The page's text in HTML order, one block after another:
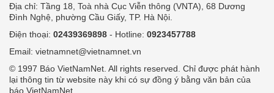
Địa chỉ: Tầng 18, Toà nhà Cục Viễn thông (VNTA), 68 Dương
Đình Nghệ, phường Cầu Giấy, TP. Hà Nội.
Điện thoại: 02439369898 - Hotline: 0923457788
Email: vietnamnet@vietnamnet.vn
© 1997 Báo VietNamNet. All rights reserved. Chỉ được phát hành
lại thông tin từ website này khi có sự đồng ý bằng văn bản của
báo VietNamNet.